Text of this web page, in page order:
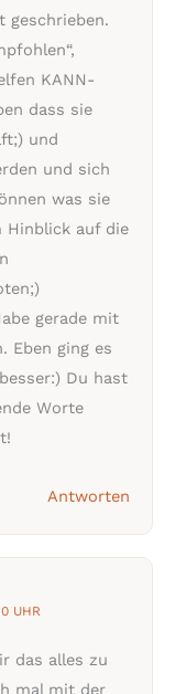
geschrieben.
KANN-
dass sie
und
und sich
was sie
auf die
gerade mit
Eben ging es
Du hast
Worte
Antworten
UHR
das alles zu
mal mit der